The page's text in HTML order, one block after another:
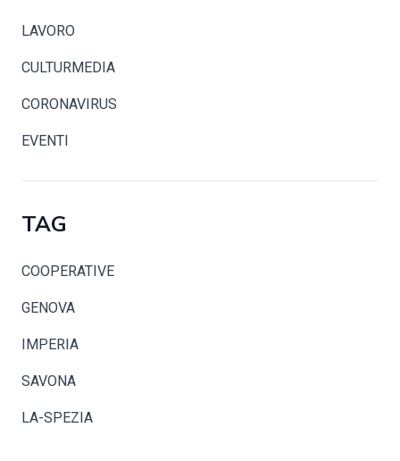
LAVORO
CULTURMEDIA
CORONAVIRUS
EVENTI
TAG
COOPERATIVE
GENOVA
IMPERIA
SAVONA
LA-SPEZIA